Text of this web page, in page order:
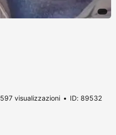
597 visualizzazioni ID: 89532